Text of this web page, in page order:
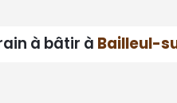
à bâtir à Bailleul-